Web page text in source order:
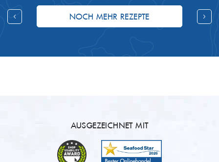
NOCH MEHR REZEPTE
AUSGEZEICHNET MIT